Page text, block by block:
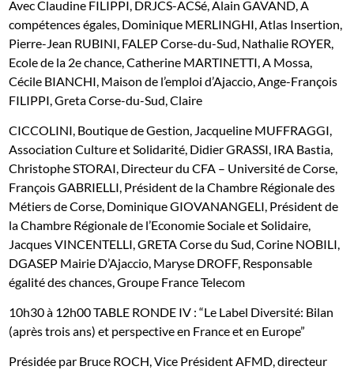
Avec Claudine FILIPPI, DRJCS-ACSé, Alain GAVAND, A
compétences égales, Dominique MERLINGHI, Atlas Insertion,
Pierre-Jean RUBINI, FALEP Corse-du-Sud, Nathalie ROYER,
Ecole de la 2e chance, Catherine MARTINETTI, A Mossa,
Cécile BIANCHI, Maison de l’emploi d’Ajaccio, Ange-François
FILIPPI, Greta Corse-du-Sud, Claire
CICCOLINI, Boutique de Gestion, Jacqueline MUFFRAGGI,
Association Culture et Solidarité, Didier GRASSI, IRA Bastia,
Christophe STORAI, Directeur du CFA – Université de Corse,
François GABRIELLI, Président de la Chambre Régionale des
Métiers de Corse, Dominique GIOVANANGELI, Président de
la Chambre Régionale de l’Economie Sociale et Solidaire,
Jacques VINCENTELLI, GRETA Corse du Sud, Corine NOBILI,
DGASEP Mairie D’Ajaccio, Maryse DROFF, Responsable
égalité des chances, Groupe France Telecom
10h30 à 12h00 TABLE RONDE IV : “Le Label Diversité: Bilan
(après trois ans) et perspective en France et en Europe”
Présidée par Bruce ROCH, Vice Président AFMD, directeur